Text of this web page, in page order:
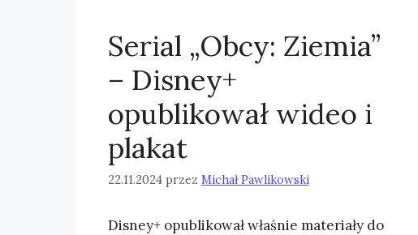
Serial „Obcy: Ziemia”
– Disney+
opublikował wideo i
plakat
22.11.2024 przez Michał Pawlikowski
Disney+ opublikował właśnie materiały do